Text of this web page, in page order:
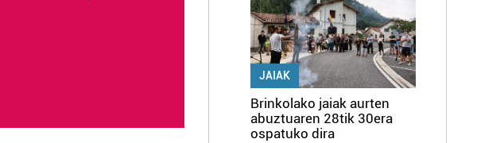
JAIAK
Brinkolako jaiak aurten
abuztuaren 28tik 30era
ospatuko dira